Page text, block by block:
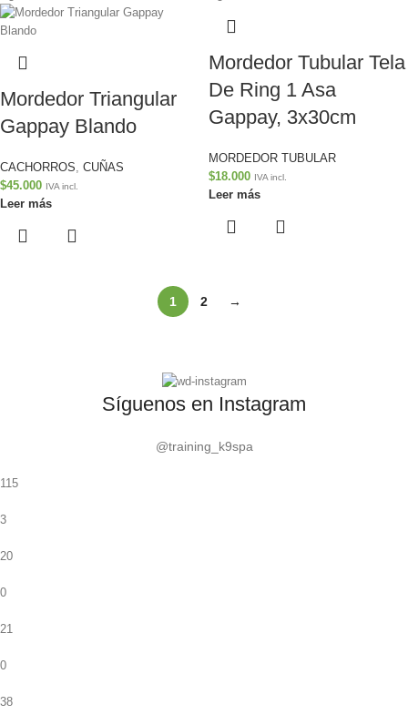
Mordedor Triangular
Gappay Blando
CACHORROS, CUÑAS
$45.000 IVA incl.
Leer más
Mordedor Tubular Tela
De Ring 1 Asa
Gappay, 3x30cm
MORDEDOR TUBULAR
$18.000 IVA incl.
Leer más
1 2 →
Síguenos en Instagram
@training_k9spa
115
3
20
0
21
0
38